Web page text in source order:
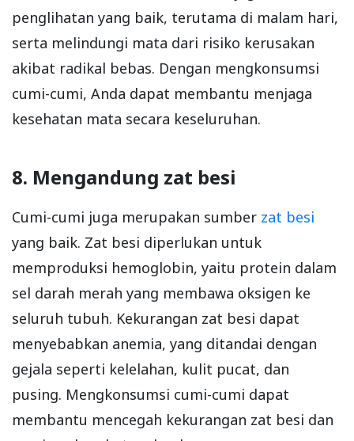
penglihatan yang baik, terutama di malam hari,
serta melindungi mata dari risiko kerusakan
akibat radikal bebas. Dengan mengkonsumsi
cumi-cumi, Anda dapat membantu menjaga
kesehatan mata secara keseluruhan.
8. Mengandung zat besi
Cumi-cumi juga merupakan sumber zat besi
yang baik. Zat besi diperlukan untuk
memproduksi hemoglobin, yaitu protein dalam
sel darah merah yang membawa oksigen ke
seluruh tubuh. Kekurangan zat besi dapat
menyebabkan anemia, yang ditandai dengan
gejala seperti kelelahan, kulit pucat, dan
pusing. Mengkonsumsi cumi-cumi dapat
membantu mencegah kekurangan zat besi dan